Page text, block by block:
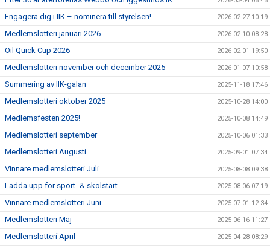
Engagera dig i IIK – nominera till styrelsen! 2026-02-27 10:19
Medlemslotteri januari 2026 2026-02-10 08:28
Oil Quick Cup 2026 2026-02-01 19:50
Medlemslotteri november och december 2025 2026-01-07 10:58
Summering av IIK-galan 2025-11-18 17:46
Medlemslotteri oktober 2025 2025-10-28 14:00
Medlemsfesten 2025! 2025-10-08 14:49
Medlemslotteri september 2025-10-06 01:33
Medlemslotteri Augusti 2025-09-01 07:34
Vinnare medlemslotteri Juli 2025-08-08 09:38
Ladda upp för sport- & skolstart 2025-08-06 07:19
Vinnare medlemslotteri Juni 2025-07-01 12:34
Medlemslotteri Maj 2025-06-16 11:27
Medlemslotterí April 2025-04-28 08:29